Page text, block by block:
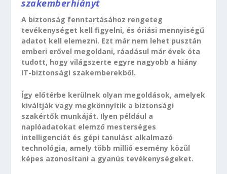
szakemberhiányt
A biztonság fenntartásához rengeteg
tevékenységet kell figyelni, és óriási mennyiségű
adatot kell elemezni. Ezt már nem lehet pusztán
emberi erővel megoldani, ráadásul már évek óta
tudott, hogy világszerte egyre nagyobb a hiány
IT-biztonsági szakemberekből.
Így előtérbe kerülnek olyan megoldások, amelyek
kiváltják vagy megkönnyítik a biztonsági
szakértők munkáját. Ilyen például a
naplóadatokat elemző mesterséges
intelligenciát és gépi tanulást alkalmazó
technológia, amely több millió esemény közül
képes azonosítani a gyanús tevékenységeket.